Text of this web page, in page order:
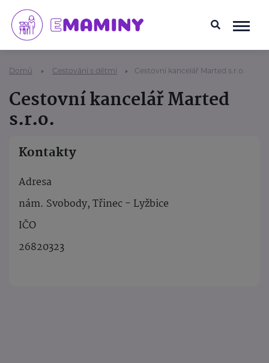
Domů Cestování s dětmi Cestovní kancelář Marted s.r.o.
Cestovní kancelář Marted
s.r.o.
Kontakty
Adresa
nám. Svobody, Třinec - Lyžbice
IČO
26820323